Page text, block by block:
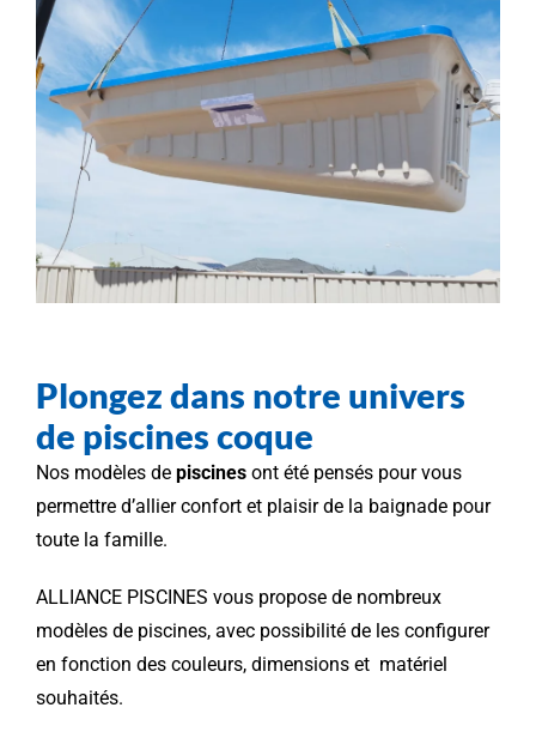
Plongez dans notre univers
de piscines coque
Nos modèles de piscines ont été pensés pour vous
permettre d’allier confort et plaisir de la baignade pour
toute la famille.
ALLIANCE PISCINES vous propose de nombreux
modèles de piscines, avec possibilité de les configurer
en fonction des couleurs, dimensions et matériel
souhaités.